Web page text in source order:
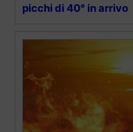
picchi di 40° in arrivo